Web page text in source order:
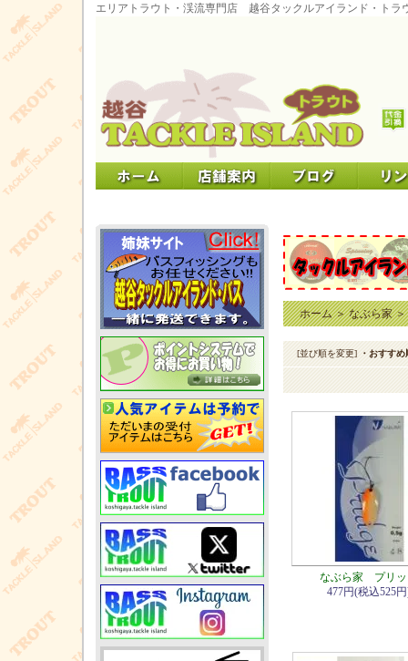
エリアトラウト・渓流専門店 越谷タックルアイランド・トラ
ホーム＞なぶら家＞
[並び順を変更] ・おすすめ
なぶら家 プリ
477円(税込525